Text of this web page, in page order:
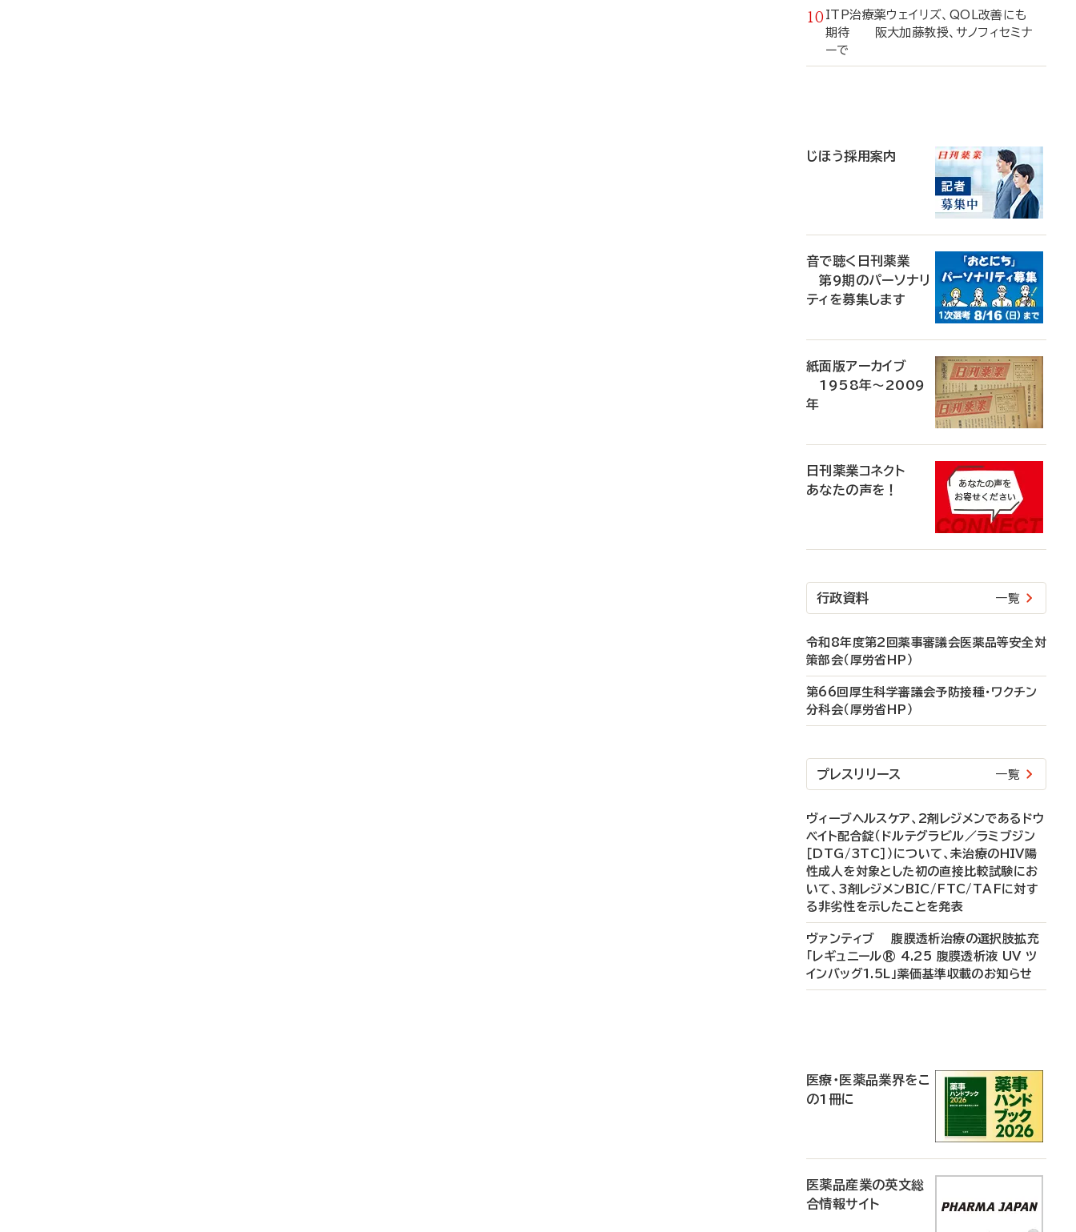
ITP治療薬ウェイリズ、QOL改善にも
期待 阪大加藤教授、サノフィセミナ
ーで
じほう採用案内
音で聴く日刊薬業
第9期のパーソナリ
ティを募集します
紙面版アーカイブ
1958年～2009
年
日刊薬業コネクト
あなたの声を！
行政資料 一覧
令和8年度第2回薬事審議会医薬品等安全対
策部会（厚労省HP）
第66回厚生科学審議会予防接種・ワクチン
分科会（厚労省HP）
プレスリリース 一覧
ヴィーブヘルスケア、2剤レジメンであるドウ
ベイト配合錠（ドルテグラビル／ラミブジン
［DTG/3TC］）について、未治療のHIV陽
性成人を対象とした初の直接比較試験にお
いて、3剤レジメンBIC/FTC/TAFに対す
る非劣性を示したことを発表
ヴァンティブ 腹膜透析治療の選択肢拡充
「レギュニール® 4.25 腹膜透析液 UV ツ
インバッグ1.5L」薬価基準収載のお知らせ
医療・医薬品業界をこ
の1冊に
医薬品産業の英文総
合情報サイト